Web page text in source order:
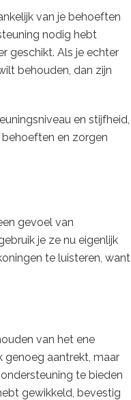
van je behoeften
nodig hebt
geschikt. Als je echter
behouden, dan zijn
en stijfheid,
behoeften en zorgen
gevoel van
je ze nu eigenlijk
te luisteren, want
van het ene
genoeg aantrekt, maar
te bieden
gewikkeld, bevestig